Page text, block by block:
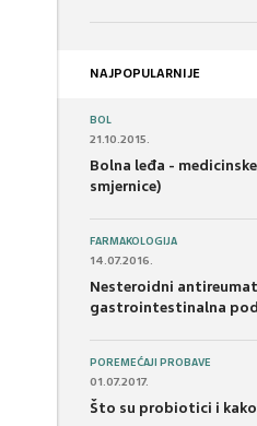
NAJPOPULARNIJE
BOL
21.10.2015.
Bolna leđa -
smjernice)
FARMAKOLOGIJA
14.07.2016.
Nesteroidni
gastrointestinalna
POREMEĆAJI PROBAVE
01.07.2017.
Što su probiotici i